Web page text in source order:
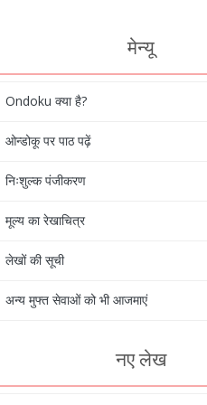
मेन्यू
Ondoku क्या है?
ओन्डोकू पर पाठ पढ़ें
निःशुल्क पंजीकरण
मूल्य का रेखाचित्र
लेखों की सूची
अन्य मुफ्त सेवाओं को भी आजमाएं
नए लेख